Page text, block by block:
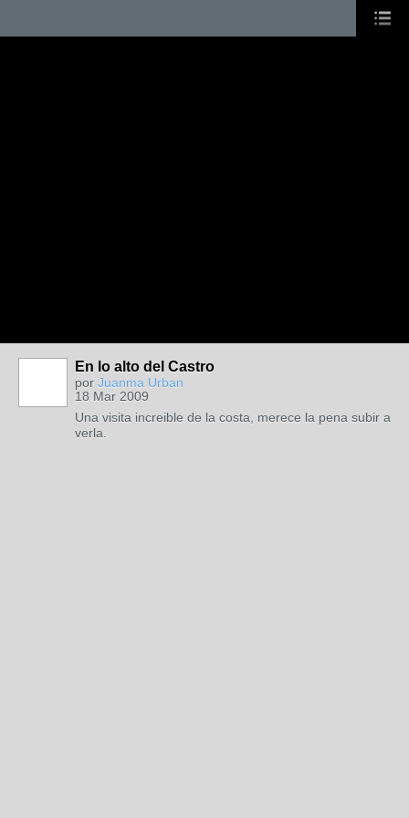
En lo alto del Castro
por Juanma Urban
18 Mar 2009
Una visita increible de la costa, merece la pena subir a
verla.